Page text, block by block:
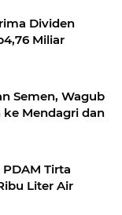
Dividen
Miliar
Semen, Wagub
ke Mendagri dan
Tirta
Liter Air